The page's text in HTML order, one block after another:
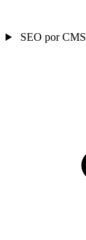
SEO por CMS